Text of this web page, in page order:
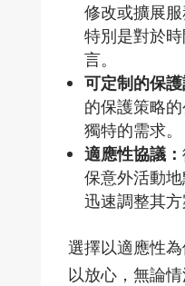
修改或擴展
特別是對於
言。
可定制的保護
的保護策略
獨特的需求。
適應性協議：
保意外活動
迅速調整其方
選擇以適應性
以放心，無論